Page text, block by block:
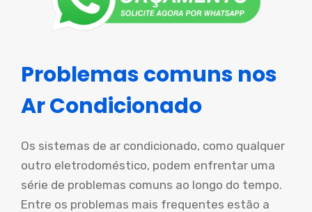
Problemas comuns nos
Ar Condicionado
Os sistemas de ar condicionado, como qualquer
outro eletrodoméstico, podem enfrentar uma
série de problemas comuns ao longo do tempo.
Entre os problemas mais frequentes estão a